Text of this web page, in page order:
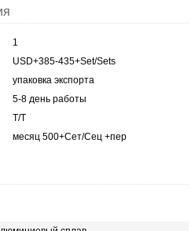
1
USD+385-435+Set/Sets
упаковка экспорта
5-8 день работы
T/T
месяц 500+Сет/Сец +пер